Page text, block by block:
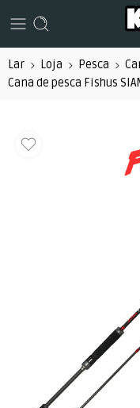
Lar Loja Pesca
Cana de pesca Fishus